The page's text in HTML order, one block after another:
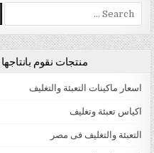
Search for:
منتجات نقوم
اسعار ماكينات التعبئة والتغليف
اكياس تعبئة وتغليف
التعبئة والتغليف فى مصر